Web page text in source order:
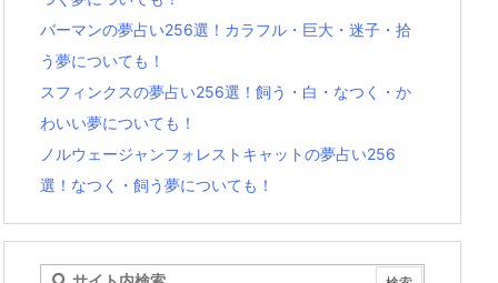
バーマンの夢占い256選！カラフル・巨大・迷子・拾
う夢についても！
スフィンクスの夢占い256選！飼う・白・なつく・か
わいい夢についても！
ノルウェージャンフォレストキャットの夢占い256
選！なつく・飼う夢についても！